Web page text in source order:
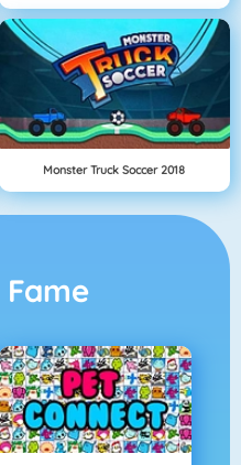
Monster Truck Soccer 2018
Fame